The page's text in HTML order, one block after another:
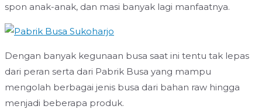
spon anak-anak, dan masi banyak lagi manfaatnya.
Dengan banyak kegunaan busa saat ini tentu tak lepas
dari peran serta dari Pabrik Busa yang mampu
mengolah berbagai jenis busa dari bahan raw hingga
menjadi beberapa produk.